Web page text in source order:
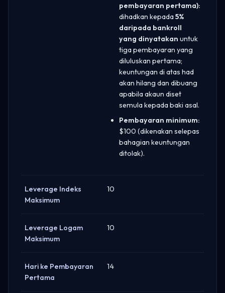
pembayaran pertama):
dihadkan kepada5%
daripada bankroll
yang dinyatakan untuk
tiga pembayaran yang
diluluskan pertama;
keuntungan di atas had
akan hilang dan dibuang
apabila akaun diset
semula kepada baki asal.
Pembayaran minimum:
$100 (dikenakan selepas
bahagian keuntungan
ditolak).
Leverage Indeks
Maksimum
10
Leverage Logam
Maksimum
10
Hari ke Pembayaran
Pertama
14